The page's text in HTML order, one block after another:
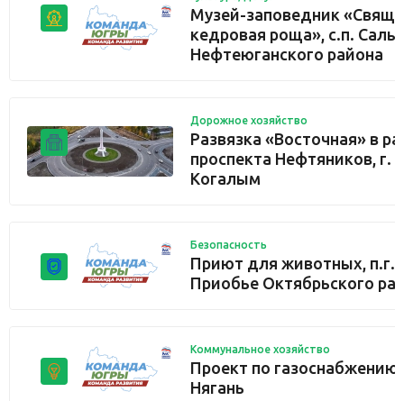
Музей-заповедник
кедровая роща», с.п.
Нефтеюганского района
Дорожное хозяйство
Развязка «Восточная» в
проспекта Нефтяников, г.
Когалым
Безопасность
Приют для животных,
Приобье Октябрьского
Коммунальное хозяйство
Проект по газоснабжению,
Нягань